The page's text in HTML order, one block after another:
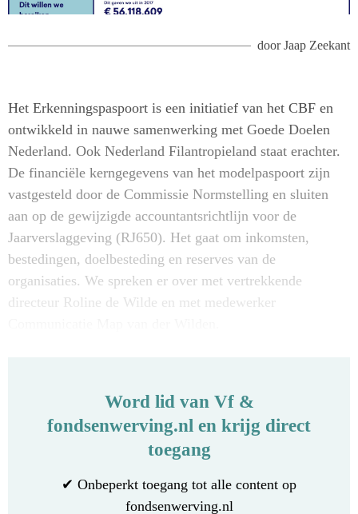
doorJaap Zeekant
Het Erkenningspaspoort is een initiatief van het CBF en
ontwikkeld in nauwe samenwerking met Goede Doelen
Nederland. Ook Nederland Filantropieland staat erachter.
De financiële kerngegevens van het modelpaspoort zijn
vastgesteld door de Commissie Normstelling en sluiten
aan op de gewijzigde accountantsrichtlijn voor de
Jaarverslaggeving (RJ650). Het gaat om inkomsten,
bestedingen, doelbesteding en reserves van de
organisaties. We spreken er over met vertrekkende
directeur Roline de Wilde en met medewerker
Word lid van Vf &
fondsenwerving.nl en krijg direct
toegang
✔ Onbeperkt toegang tot alle content op
fondsenwerving.nl